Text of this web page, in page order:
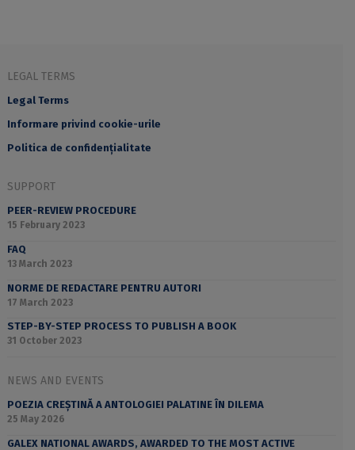
LEGAL TERMS
Legal Terms
Informare privind cookie-urile
Politica de confidențialitate
SUPPORT
PEER-REVIEW PROCEDURE
15 February 2023
FAQ
13 March 2023
NORME DE REDACTARE PENTRU AUTORI
17 March 2023
STEP-BY-STEP PROCESS TO PUBLISH A BOOK
31 October 2023
NEWS AND EVENTS
POEZIA CREȘTINĂ A ANTOLOGIEI PALATINE ÎN DILEMA
25 May 2026
GALEX NATIONAL AWARDS, AWARDED TO THE MOST ACTIVE